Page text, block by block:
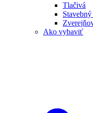
Tlačivá
Ako vybaviť